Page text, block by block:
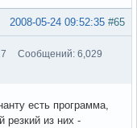
#65
2008-05-24 09:52:35
Сообщений: 6,029
есть программа,
из них -